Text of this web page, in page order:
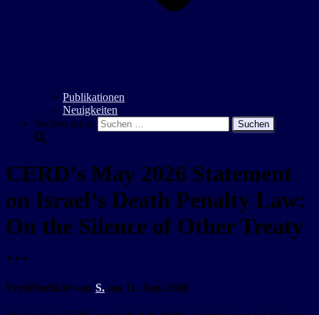
Publikationen
Neuigkeiten
Suchen nach:
CERD’s May 2026 Statement
on Israel’s Death Penalty Law:
On the Silence of Other Treaty
…
Veröffentlicht von S. am 11. Juni 2026